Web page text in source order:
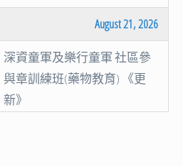
August 21, 2026
深資童軍及樂行童軍 社區參
與章訓練班(藥物教育) 《更
新》